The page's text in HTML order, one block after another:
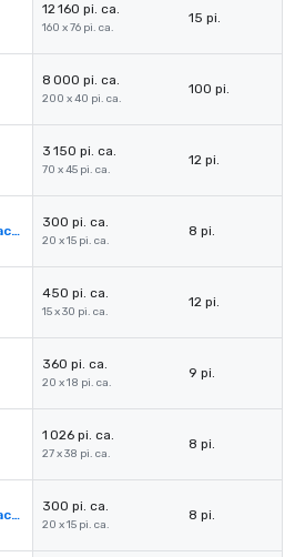
12 160 pi. ca.
160 x 76 pi. ca.
15 pi.
8 000 pi. ca.
200 x 40 pi. ca.
100 pi.
3 150 pi. ca.
70 x 45 pi. ca.
12 pi.
Huntington Beach 2
300 pi. ca.
20 x 15 pi. ca.
8 pi.
450 pi. ca.
15 x 30 pi. ca.
12 pi.
360 pi. ca.
20 x 18 pi. ca.
9 pi.
1 026 pi. ca.
27 x 38 pi. ca.
8 pi.
Huntington Beach 1
300 pi. ca.
20 x 15 pi. ca.
8 pi.